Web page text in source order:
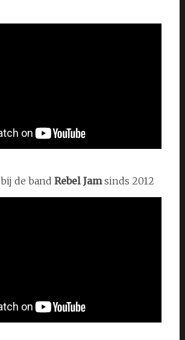
de band Rebel Jamsinds 2012